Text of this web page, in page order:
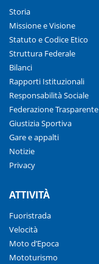
Storia
Missione e Visione
Statuto e Codice Etico
Struttura Federale
Bilanci
Rapporti Istituzionali
Responsabilità Sociale
Federazione Trasparente
Giustizia Sportiva
Gare e appalti
Notizie
Privacy
ATTIVITÀ
Fuoristrada
Velocità
Moto d’Epoca
Mototurismo